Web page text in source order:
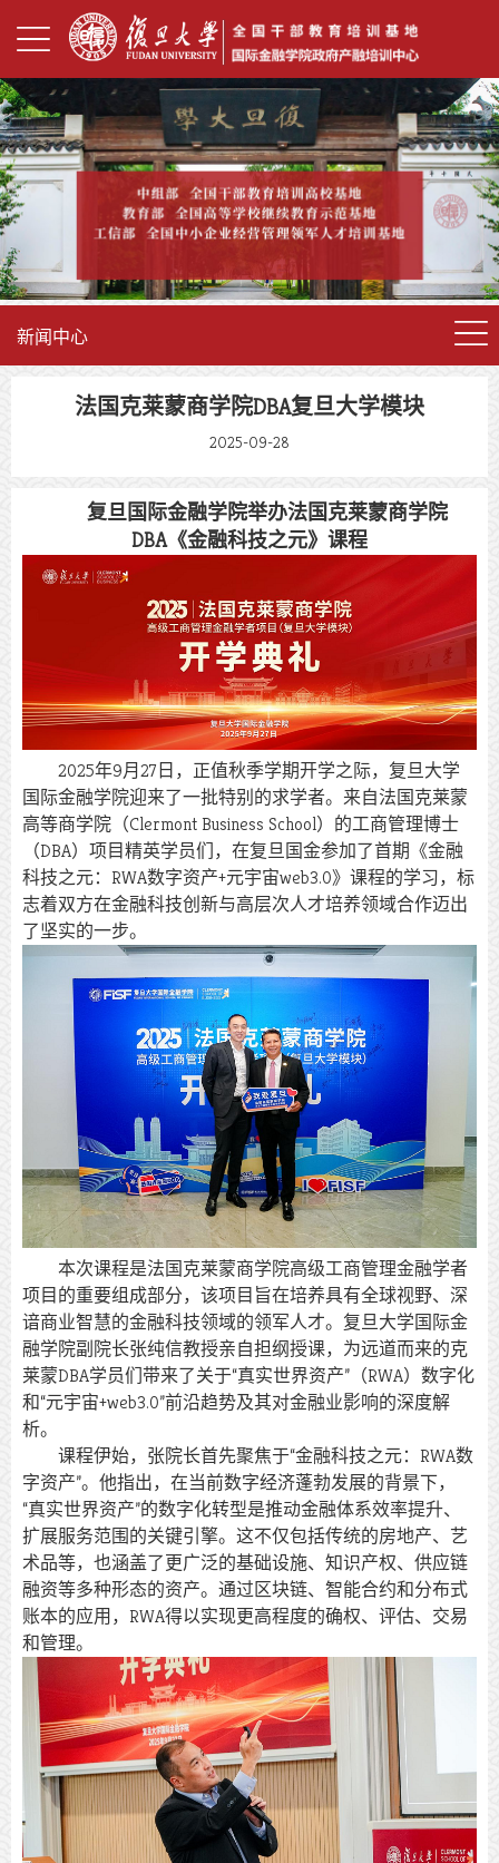
新闻中心
法国克莱蒙商学院DBA复旦大学模块
2025-09-28
复旦国际金融学院举办法国克莱蒙商学院
DBA《金融科技之元》课程
2025年9月27日，正值秋季学期开学之际，复旦大学
国际金融学院迎来了一批特别的求学者。来自法国克莱蒙
高等商学院（Clermont Business School）的工商管理博士
（DBA）项目精英学员们，在复旦国金参加了首期《金融
科技之元：RWA数字资产+元宇宙web3.0》课程的学习，标
志着双方在金融科技创新与高层次人才培养领域合作迈出
了坚实的一步。
本次课程是法国克莱蒙商学院高级工商管理金融学者
项目的重要组成部分，该项目旨在培养具有全球视野、深
谙商业智慧的金融科技领域的领军人才。复旦大学国际金
融学院副院长张纯信教授亲自担纲授课，为远道而来的克
莱蒙DBA学员们带来了关于“真实世界资产”（RWA）数字化
和“元宇宙+web3.0”前沿趋势及其对金融业影响的深度解
析。
课程伊始，张院长首先聚焦于“金融科技之元：RWA数
字资产”。他指出，在当前数字经济蓬勃发展的背景下，
“真实世界资产”的数字化转型是推动金融体系效率提升、
扩展服务范围的关键引擎。这不仅包括传统的房地产、艺
术品等，也涵盖了更广泛的基础设施、知识产权、供应链
融资等多种形态的资产。通过区块链、智能合约和分布式
账本的应用，RWA得以实现更高程度的确权、评估、交易
和管理。